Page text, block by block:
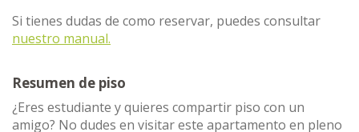
Si tienes dudas de como reservar, puedes consultar
nuestro manual.
Resumen de piso
¿Eres estudiante y quieres compartir piso con un
amigo? No dudes en visitar este apartamento en pleno